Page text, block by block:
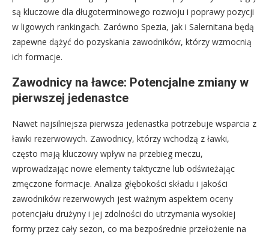
są kluczowe dla długoterminowego rozwoju i poprawy pozycji
w ligowych rankingach. Zarówno Spezia, jak i Salernitana będą
zapewne dążyć do pozyskania zawodników, którzy wzmocnią
ich formacje.
Zawodnicy na ławce: Potencjalne zmiany w
pierwszej jedenastce
Nawet najsilniejsza pierwsza jedenastka potrzebuje wsparcia z
ławki rezerwowych. Zawodnicy, którzy wchodzą z ławki,
często mają kluczowy wpływ na przebieg meczu,
wprowadzając nowe elementy taktyczne lub odświeżając
zmęczone formacje. Analiza głębokości składu i jakości
zawodników rezerwowych jest ważnym aspektem oceny
potencjału drużyny i jej zdolności do utrzymania wysokiej
formy przez cały sezon, co ma bezpośrednie przełożenie na